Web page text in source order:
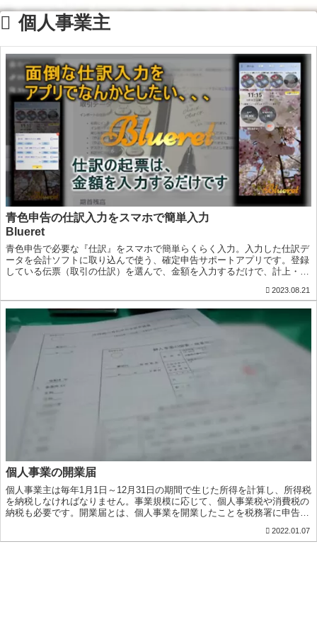
個人事業主
青色申告の仕訳入力をスマホで簡単入力
Blueret
青色申告で必要な『仕訳』をスマホで簡単らくらく入力。入力した仕訳デ
ータを会計ソフトに取り込んで使う、確定申告サポートアプリです。登録
している伝票（取引の仕訳）を選んで、金額を入力するだけで、計上・決
2023.08.21
個人事業の開業届
個人事業主は毎年1月1日～12月31日の期間で生じた所得を計算し、所得税
を納税しなければなりません。事業規模に応じて、個人事業税や消費税の
納税も必要です。開業届とは、個人事業を開業したことを税務署に申告す
2022.01.07